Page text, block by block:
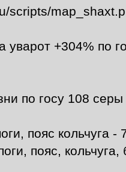
scripts/
уварот +304% по
по госу 108 серы
пояс кольчуга -
пояс,